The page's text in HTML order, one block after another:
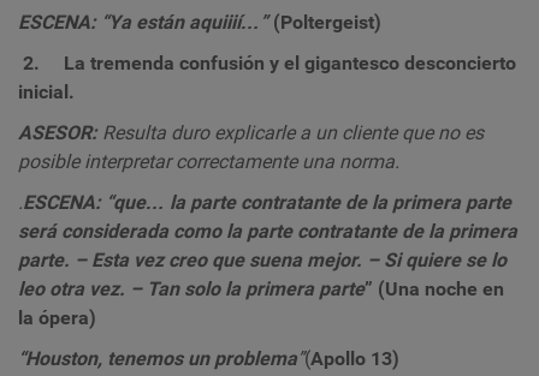
ESCENA: “Ya están aquiiií…”(Poltergeist)
2.
La tremenda confusión y el gigantesco desconcierto
inicial.
ASESOR: Resulta duro explicarle a un cliente que no es
posible interpretar correctamente una norma.
.ESCENA: “que… la parte contratante de la primera parte
será considerada como la parte contratante de la primera
parte. – Esta vez creo que suena mejor. – Si quiere se lo
leo otra vez. – Tan solo la primera parte” (Una noche en
la ópera)
“Houston, tenemos un problema”(Apollo 13)